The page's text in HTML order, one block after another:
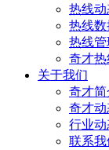
热线动
热线数
热线管
奇才
关于我们
奇才简
奇才动
行业动
联系我